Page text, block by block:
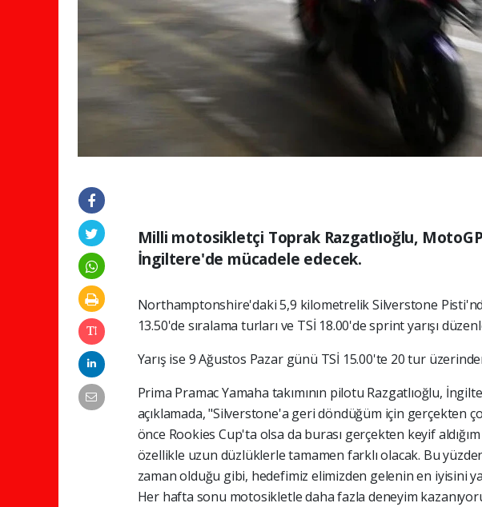
Milli motosikletçi Toprak Razgatlıoğlu,
İngiltere'de mücadele edecek.
Northamptonshire'daki 5,9 kilometrelik Silverstone
13.50'de sıralama turları ve TSİ 18.00'de sprint yarışı
Yarış ise 9 Ağustos Pazar günü TSİ 15.00'te 20 tur
Prima Pramac Yamaha takımının pilotu Razgatlıoğlu,
açıklamada, "Silverstone'a geri döndüğüm için gerçekten
önce Rookies Cup'ta olsa da burası gerçekten keyif
özellikle uzun düzlüklerle tamamen farklı olacak. Bu
zaman olduğu gibi, hedefimiz elimizden gelenin en iyisini
Her hafta sonu motosikletle daha fazla deneyim